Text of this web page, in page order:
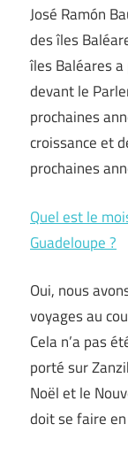
José Ramón
des îles
îles Baléares
devant le
prochaines
croissance et
prochaines
Quel est le
Guadeloupe ?
Oui, nous
voyages au
Cela n’a pas
porté sur
Noël et le
doit se faire